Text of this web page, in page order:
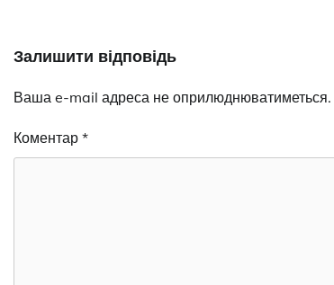
Залишити відповідь
Ваша e-mail адреса не оприлюднюватиметься.
Коментар *